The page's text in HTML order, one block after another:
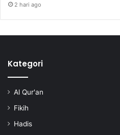
2 hari ago
Kategori
Al Qur'an
Fikih
Hadis